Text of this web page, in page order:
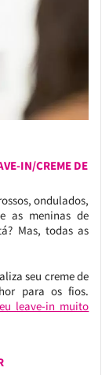
IN/CREME DE
ondulados,
as meninas de
Mas, todas as
seu creme de
para os fios.
leave-in muito